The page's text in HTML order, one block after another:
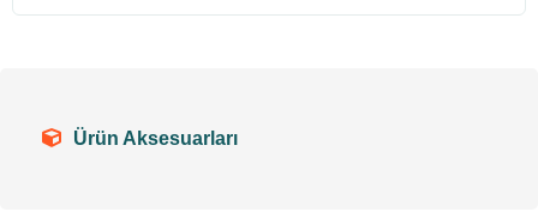
Ürün Aksesuarları